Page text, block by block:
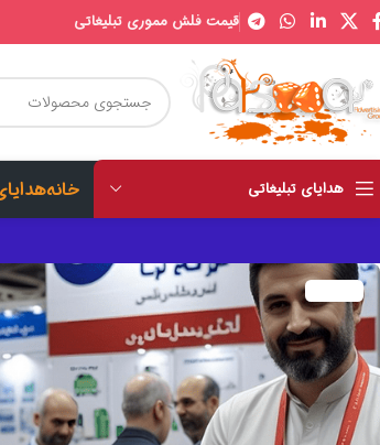
قیمت فلش مموری تبلیغاتی
هدایای تبلیغاتی خانه